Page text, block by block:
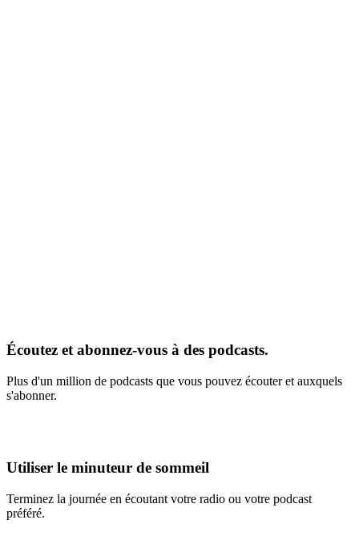
Écoutez et abonnez-vous à des podcasts.
Plus d'un million de podcasts que vous pouvez écouter et auxquels
s'abonner.
Utiliser le minuteur de sommeil
Terminez la journée en écoutant votre radio ou votre podcast
préféré.